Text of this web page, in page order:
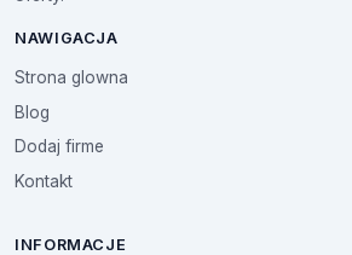
NAWIGACJA
Strona glowna
Blog
Dodaj firme
Kontakt
INFORMACJE